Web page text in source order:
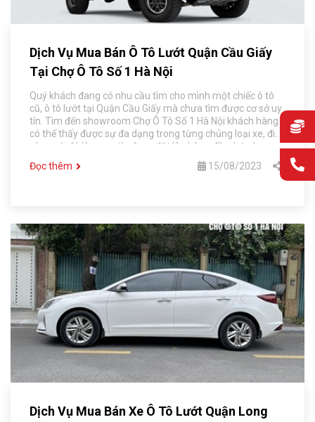
Dịch Vụ Mua Bán Ô Tô Lướt Quận Cầu Giấy
Tại Chợ Ô Tô Số 1 Hà Nội
Quý khách đang có nhu cầu tìm cho mình một chiếc ô tô
cũ, ô tô lướt tại Quận Cầu Giấy mà chưa tìm được cơ sở uy
tín. Tìm đến showroom Chợ Ô Tô Số 1 Hà Nội khách hàng
có thể thấy được sự đa dạng trong từng chủng loại xe, đi
cùng với đó là sự uy tín được đặt lên hàng đầu, hứa hẹn
mang đến cho khách hàng những trải nghiệm tuyệt vời
nhất.
Đọc thêm 15/08/2023
Dịch Vụ Mua Bán Xe Ô Tô Lướt Quận Long